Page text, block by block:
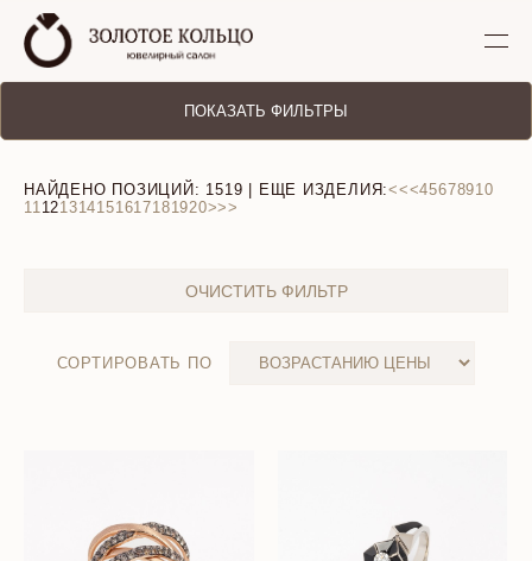
ПОКАЗАТЬ ФИЛЬТРЫ
НАЙДЕНО ПОЗИЦИЙ: 1519 | ЕЩЕ ИЗДЕЛИЯ:<<<45678910
11121314151617181920>>>
ОЧИСТИТЬ ФИЛЬТР
СОРТИРОВАТЬ ПО